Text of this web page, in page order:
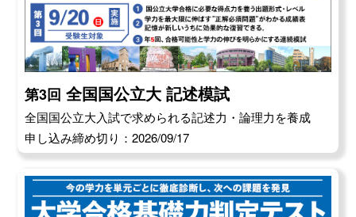
第3回 全国国公立大 記述模試
全国国公立大入試で求められる記述力・論理力を養成
申し込み締め切り：2026/09/17